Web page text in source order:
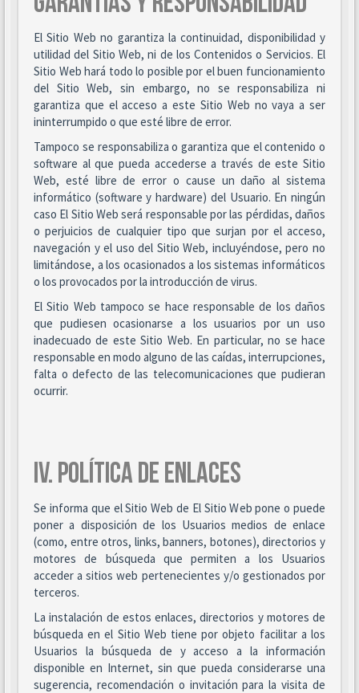
El Sitio Web no garantiza la continuidad, disponibilidad y
utilidad del Sitio Web, ni de los Contenidos o Servicios. El
Sitio Web hará todo lo posible por el buen funcionamiento
del Sitio Web, sin embargo, no se responsabiliza ni
garantiza que el acceso a este Sitio Web no vaya a ser
ininterrumpido o que esté libre de error.
Tampoco se responsabiliza o garantiza que el contenido o
software al que pueda accederse a través de este Sitio
Web, esté libre de error o cause un daño al sistema
informático (software y hardware) del Usuario. En ningún
caso El Sitio Web será responsable por las pérdidas, daños
o perjuicios de cualquier tipo que surjan por el acceso,
navegación y el uso del Sitio Web, incluyéndose, pero no
limitándose, a los ocasionados a los sistemas informáticos
o los provocados por la introducción de virus.
El Sitio Web tampoco se hace responsable de los daños
que pudiesen ocasionarse a los usuarios por un uso
inadecuado de este Sitio Web. En particular, no se hace
responsable en modo alguno de las caídas, interrupciones,
falta o defecto de las telecomunicaciones que pudieran
ocurrir.
IV. POLÍTICA DE ENLACES
Se informa que el Sitio Web de El Sitio Web pone o puede
poner a disposición de los Usuarios medios de enlace
(como, entre otros, links, banners, botones), directorios y
motores de búsqueda que permiten a los Usuarios
acceder a sitios web pertenecientes y/o gestionados por
terceros.
La instalación de estos enlaces, directorios y motores de
búsqueda en el Sitio Web tiene por objeto facilitar a los
Usuarios la búsqueda de y acceso a la información
disponible en Internet, sin que pueda considerarse una
sugerencia, recomendación o invitación para la visita de